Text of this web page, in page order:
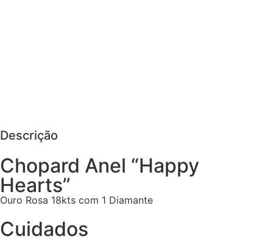
Descrição
Chopard Anel “Happy
Hearts”
Ouro Rosa 18kts com 1 Diamante
Cuidados